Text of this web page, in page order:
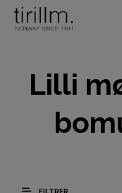
Lilli
FILTRER